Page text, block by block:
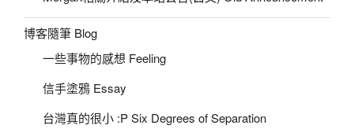
博客隨筆 Blog
一些事物的感想 Feeling
信手塗鴉 Essay
台灣真的很小 :P Six Degrees of Separation